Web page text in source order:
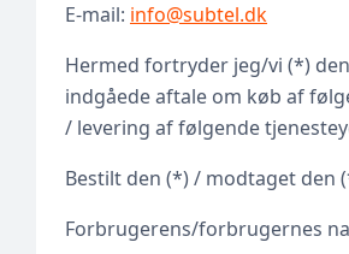
E-mail: info@subtel.dk
Hermed fortryder jeg/vi (*)
indgåede aftale om køb af
/ levering af følgende
Bestilt den (*) / modtaget den
Forbrugerens/forbrugernes